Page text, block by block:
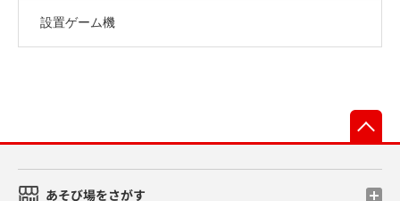
設置ゲーム機
あそび場をさがす